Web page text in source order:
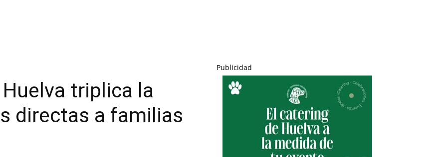
triplica la
directas a familias
Publicidad